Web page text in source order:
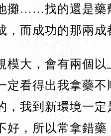
攤……找的還是藥
，而成功的那兩
模大，會有兩個
定看得出我拿藥
，我到新環境一
好，所以常拿錯